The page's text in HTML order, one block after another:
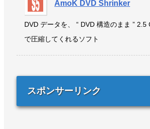
AmoK DVD Shrinker
DVD データを、 “ DVD 構造のまま ” 2.5
で圧縮してくれるソフト
スポンサーリンク